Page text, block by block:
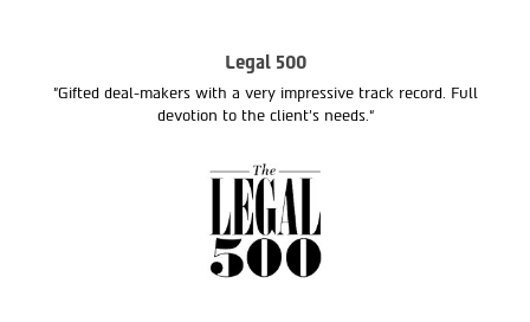
Legal 500
"Gifted deal-makers with a very impressive track record. Full
devotion to the client’s needs.“